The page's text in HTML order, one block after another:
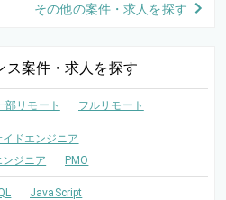
その他の案件・求人を探す
ス案件・求人を探す
部リモート フルリモート
ドエンジニア
ジニア
PMO
JavaScript